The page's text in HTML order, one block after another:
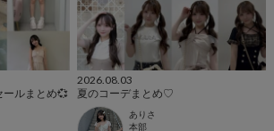
ールまとめ💞
2026.08.03
夏のコーデまとめ♡
ありさ
本部